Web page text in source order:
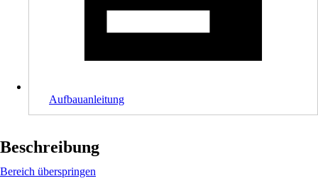
Aufbauanleitung
Beschreibung
Bereich überspringen